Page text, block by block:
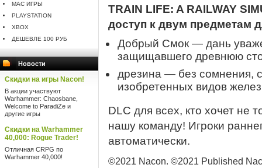
MAC ИГРЫ
PLAYSTATION
XBOX
ДЕШЕВЛЕ 100 РУБ
Новости
Скидки на игры Nacon!
В акции участвуют
Warhammer: Chaosbane,
Welcome to ParadiZe и
другие игры
Скидки на Warhammer
40,000: Rogue Trader!
Отличная CRPG по
Warhammer 40,000!
TRAIN LIFE: A RAILWAY
доступ к двум предметам
Добрый Смок — дань
защищавшего древнюю
дрезина — без сомнения,
изобретенных видов
DLC для всех, кто хочет не
нашу команду! Игроки
автоматически.
©2021 Nacon. ©2021 Published